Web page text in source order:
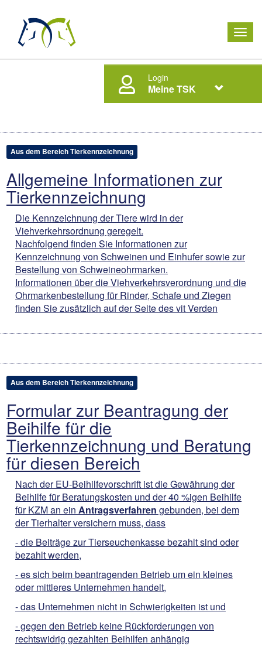
Login
Meine TSK
Aus dem Bereich Tierkennzeichnung
Allgemeine Informationen zur
Tierkennzeichnung
Die Kennzeichnung der Tiere wird in der
Viehverkehrsordnung geregelt.
Nachfolgend finden Sie Informationen zur
Kennzeichnung von Schweinen und Einhufer sowie zur
Bestellung von Schweineohrmarken.
Informationen über die Viehverkehrsverordnung und die
Ohrmarkenbestellung für Rinder, Schafe und Ziegen
finden Sie zusätzlich auf der Seite des vit Verden
Aus dem Bereich Tierkennzeichnung
Formular zur Beantragung der
Beihilfe für die
Tierkennzeichnung und Beratung
für diesen Bereich
Nach der EU-Beihilfevorschrift ist die Gewährung der
Beihilfe für Beratungskosten und der 40 %igen Beihilfe
für KZM an ein Antragsverfahren gebunden, bei dem
der Tierhalter versichern muss, dass
- die Beiträge zur Tierseuchenkasse bezahlt sind oder
bezahlt werden,
- es sich beim beantragenden Betrieb um ein kleines
oder mittleres Unternehmen handelt,
- das Unternehmen nicht in Schwierigkeiten ist und
- gegen den Betrieb keine Rückforderungen von
rechtswidrig gezahlten Beihilfen anhängig